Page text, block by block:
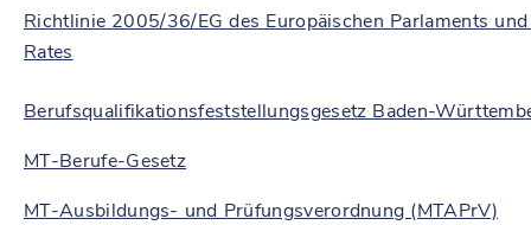
Richtlinie 2005/36/EG des Europäischen Parlaments
Rates
Berufsqualifikationsfeststellungsgesetz Baden-
MT-Berufe-Gesetz
MT-Ausbildungs- und Prüfungsverordnung (MTAPrV)